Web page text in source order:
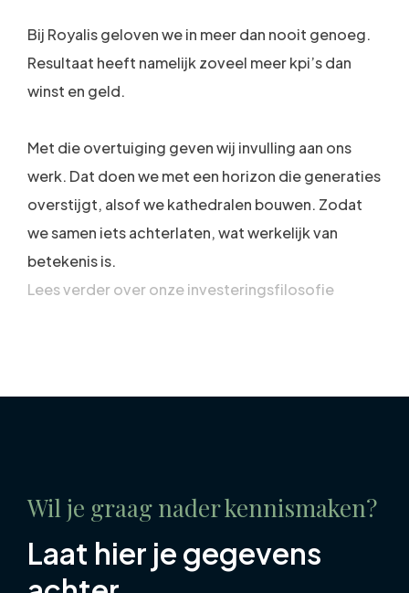
Bij Royalis geloven we in meer dan nooit genoeg.
Resultaat heeft namelijk zoveel meer kpi’s dan
winst en geld.
Met die overtuiging geven wij invulling aan ons
werk. Dat doen we met een horizon die generaties
overstijgt, alsof we kathedralen bouwen. Zodat
we samen iets achterlaten, wat werkelijk van
betekenis is.
Lees verder over onze investeringsfilosofie
Wil je graag nader kennismaken?
Laat hier je gegevens